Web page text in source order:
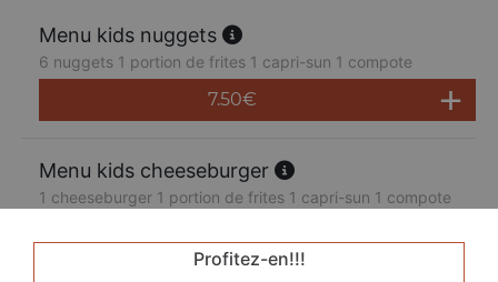
Menu kids nuggets
6 nuggets 1 portion de frites 1 capri-sun 1 compote
7.50€
Menu kids cheeseburger
1 cheeseburger 1 portion de frites 1 capri-sun 1 compote
Profitez-en!!!